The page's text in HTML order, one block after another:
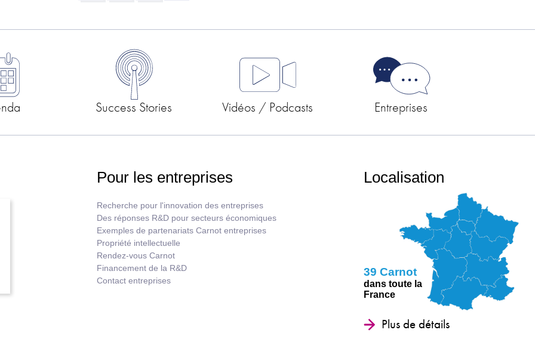
Success Stories Vidéos / Podcasts Entreprises
Pour les entreprises
Recherche pour l'innovation des entreprises
Des réponses R&D pour secteurs économiques
Exemples de partenariats Carnot entreprises
Propriété intellectuelle
Rendez-vous Carnot
Financement de la R&D
Contact entreprises
Localisation
39 Carnot
dans toute la
France
Plus de détails